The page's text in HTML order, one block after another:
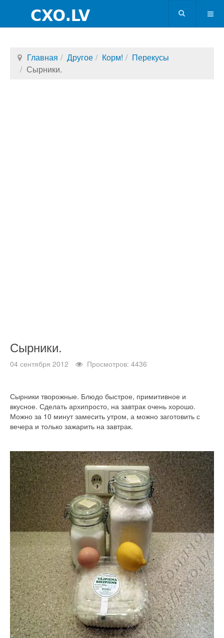
Главная Другое Корм!
Перекусы
Сырники.
Сырники.
04 сентября 2012 Просмотров: 4436
Сырники творожные. Блюдо быстрое, примитивное и
вкусное. Сделать архипросто, на завтрак очень хорошо.
Можно за 10 минут замесить утром, а можно заготовить с
вечера и только зажарить на завтрак.